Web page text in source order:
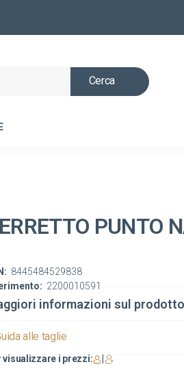
Cerca
PUNTO
2200010591
8445484529838
informazioni sul prodotto
alle taglie
visualizzare i prezzi: